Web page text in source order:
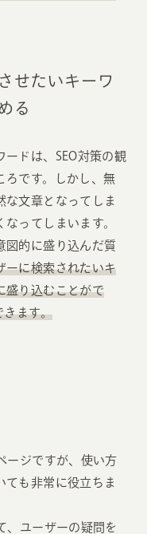
せたいキーワ
る
ードは、SEO対策の観
ろです。しかし、無
な文章となってしま
ってしまいます。
図的に盛り込んだ質
ーに検索されたいキ
盛り込むことがで
きます。
ージですが、使い方
ても非常に役立ちま
、ユーザーの疑問を